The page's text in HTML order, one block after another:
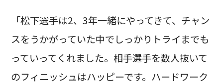
「松下選手は2、3年一緒にやってきて、チャン
スをうかがっていた中でしっかりトライまでも
っていってくれました。相手選手を数人抜いて
のフィニッシュはハッピーです。ハードワーク